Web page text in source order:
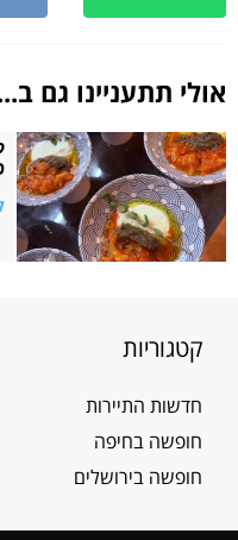
אולי תתעניינו גם
קטגוריות
חדשות התיירות
חופשה בחיפה
חופשה בירושלים